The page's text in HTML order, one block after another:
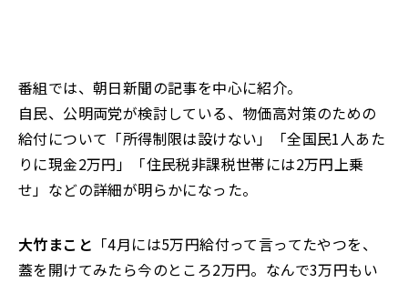
番組では、朝日新聞の記事を中心に紹介。
自民、公明両党が検討している、物価高対策のための
給付について「所得制限は設けない」「全国民1人あた
りに現金2万円」「住民税非課税世帯には2万円上乗
せ」などの詳細が明らかになった。
大竹まこと 「4月には5万円給付って言ってたやつを、
蓋を開けてみたら今のところ2万円。なんで3万円もい